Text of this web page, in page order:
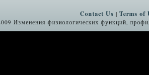
Contact Us | Terms of
Изменения физиологических функций,